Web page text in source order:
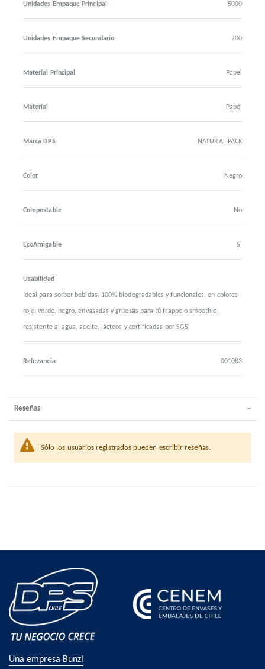
Unidades Empaque Principal 5000
Unidades Empaque Secundario 200
Material Principal Papel
Material Papel
Marca DPS NATURAL PACK
Color Negro
Compostable No
EcoAmigable Si
Usabilidad
Ideal para sorber bebidas, 100% biodegradables y funcionales, en colores
rojo, verde, negro, envasadas y gruesas para tú frappe o smoothie,
resistente al agua, aceite, lácteos y certificadas por SGS.
Relevancia 001083
Reseñas
Sólo los usuarios registrados pueden escribir reseñas.
Una empresa Bunzl